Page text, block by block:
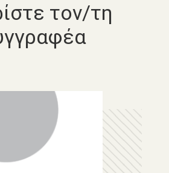
τον/τη